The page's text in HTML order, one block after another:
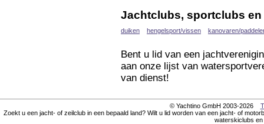
Jachtclubs, sportclubs
duiken hengelsport/vissen kanovaren/
Bent u lid van een
aan onze lijst van
van dienst!
© Yachtino GmbH 2003-2026
Zoekt u een jacht- of zeilclub in een bepaald land? Wilt u lid worden van een jacht- of
waterskiclubs